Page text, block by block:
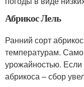
Абрикос Лель
Ранний сорт
температурам.
урожайностью.
абрикоса – сбор